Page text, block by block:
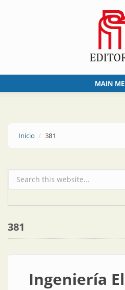
MAIN
Inicio 381
Formulario de búsqueda
381
Ingeniería